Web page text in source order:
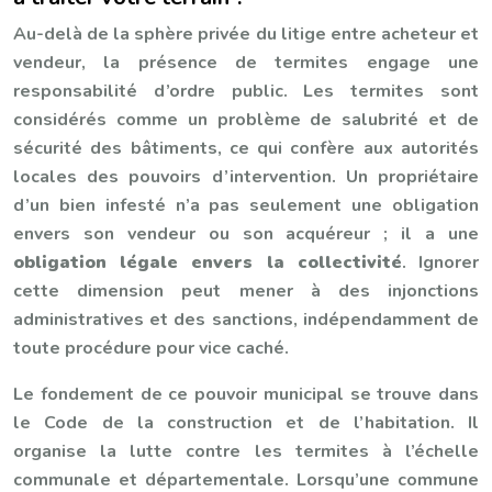
Au-delà de la sphère privée du litige entre acheteur et
vendeur, la présence de termites engage une
responsabilité d’ordre public. Les termites sont
considérés comme un problème de salubrité et de
sécurité des bâtiments, ce qui confère aux autorités
locales des pouvoirs d’intervention. Un propriétaire
d’un bien infesté n’a pas seulement une obligation
envers son vendeur ou son acquéreur ; il a une
obligation légale envers la collectivité. Ignorer
cette dimension peut mener à des injonctions
administratives et des sanctions, indépendamment de
toute procédure pour vice caché.
Le fondement de ce pouvoir municipal se trouve dans
le Code de la construction et de l’habitation. Il
organise la lutte contre les termites à l’échelle
communale et départementale. Lorsqu’une commune